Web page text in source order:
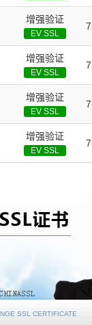
增强验证
EV SSL
增强验证
EV SSL
增强验证
EV SSL
增强验证
EV SSL
SSL CERTIFICATE